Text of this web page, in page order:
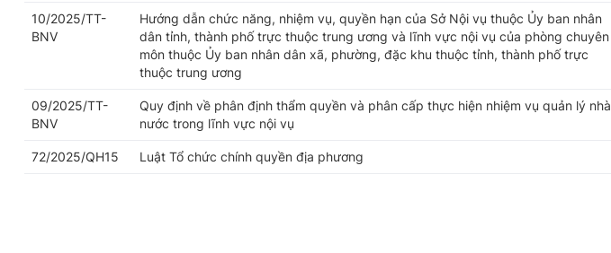
10/2025/TT-
BNV
Hướng dẫn chức năng, nhiệm vụ, quyền hạn của Sở Nội vụ thuộc Ủy ban nhân
dân tỉnh, thành phố trực thuộc trung ương và lĩnh vực nội vụ của phòng chuyên
môn thuộc Ủy ban nhân dân xã, phường, đặc khu thuộc tỉnh, thành phố trực
thuộc trung ương
09/2025/TT-
BNV
Quy định về phân định thẩm quyền và phân cấp thực hiện nhiệm vụ quản lý nhà
nước trong lĩnh vực nội vụ
72/2025/QH15 Luật Tổ chức chính quyền địa phương